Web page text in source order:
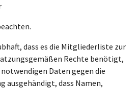
dass es die Mitgliederliste zur
Rechte benötigt,
Daten gegen die
ausgehändigt, dass Namen,